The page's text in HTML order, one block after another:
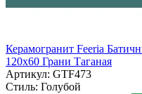
Керамогранит Feeria
120х60 Грани Таганая
Артикул: GTF473
Стиль: Голубой